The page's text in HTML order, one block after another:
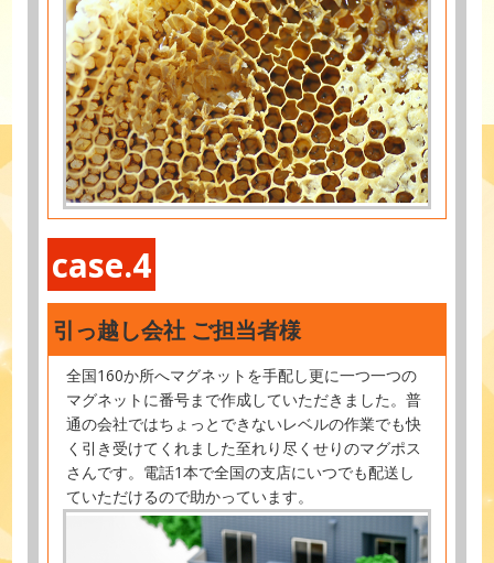
case.4
引っ越し会社 ご担当者様
全国160か所へマグネットを手配し更に一つ一つの
マグネットに番号まで作成していただきました。普
通の会社ではちょっとできないレベルの作業でも快
く引き受けてくれました至れり尽くせりのマグポス
さんです。電話1本で全国の支店にいつでも配送し
ていただけるので助かっています。